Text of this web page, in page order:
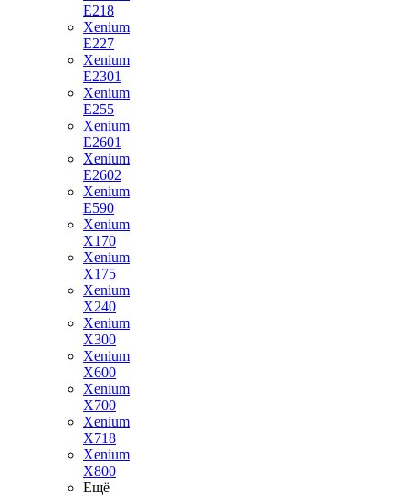
E218
Xenium
E227
Xenium
E2301
Xenium
E255
Xenium
E2601
Xenium
E2602
Xenium
E590
Xenium
X170
Xenium
X175
Xenium
X240
Xenium
X300
Xenium
X600
Xenium
X700
Xenium
X718
Xenium
X800
Ещё